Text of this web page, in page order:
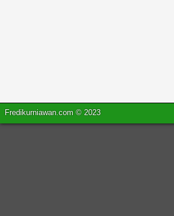
Fredikurniawan.com © 2023